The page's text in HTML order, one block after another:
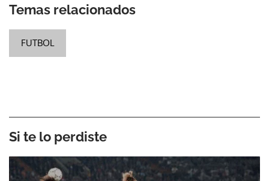
Temas relacionados
FUTBOL
Si te lo perdiste